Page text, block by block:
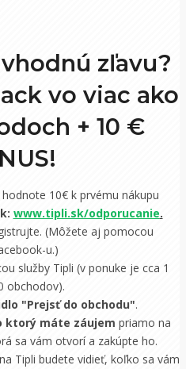
zľavu?
vo viac ako
+ 10 €
10€ k prvému nákupu
www.tipli.sk/odporucanie.
(Môžete aj pomocou
u.)
služby Tipli (v ponuke je cca 1
obchodov).
"Prejsť do obchodu".
ktorý máte záujem priamo na
sa vám otvorí a zakúpte ho.
Tipli budete vidieť, koľko sa vám